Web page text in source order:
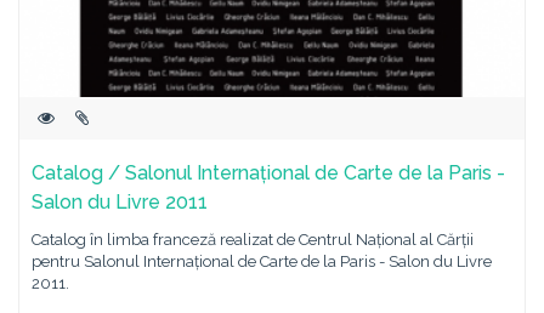
Catalog / Salonul Internațional de Carte de la Paris -
Salon du Livre 2011
Catalog în limba franceză realizat de Centrul Național al Cărții
pentru Salonul Internațional de Carte de la Paris - Salon du Livre
2011.